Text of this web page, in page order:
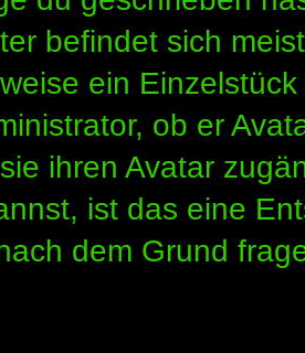
befindet sich
ein
ob er
ihren Avatar
ist das eine
dem Grund